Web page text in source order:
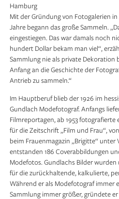
Hamburg
Mit der Gründung von Fotogalerien
Jahre begann das große Sammeln.
eingestiegen. Das war damals noch
hundert Dollar bekam man viel“,
Sammlung nie als private Dekoration
Anfang an die Geschichte der
Antrieb zu sammeln.“
Im Hauptberuf blieb der 1926 im
Gundlach Modefotograf. Anfangs
Filmreportagen, ab 1953
für die Zeitschrift „Film und Frau“,
beim Frauenmagazin „Brigitte“ unter
entstanden 186 Coverabbildungen
Modefotos. Gundlachs Bilder
für die zurückhaltende, kalkulierte,
Während er als Modefotograf immer
Sammlung immer größer, gründete